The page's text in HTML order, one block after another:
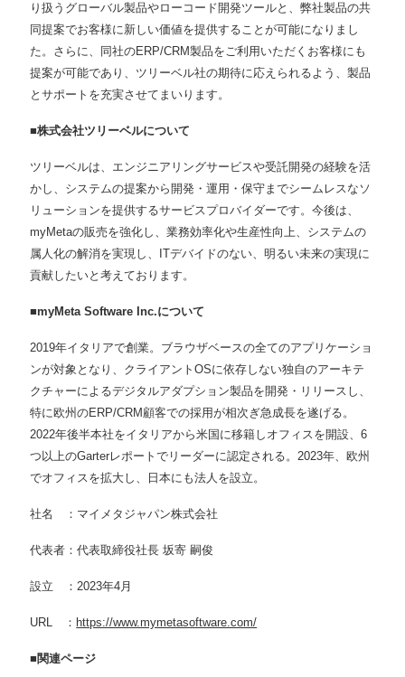
り扱うグローバル製品やローコード開発ツールと、弊社製品の共
同提案でお客様に新しい価値を提供することが可能になりまし
た。さらに、同社のERP/CRM製品をご利⽤いただくお客様にも
提案が可能であり、ツリーベル社の期待に応えられるよう、製品
とサポートを充実させてまいります。
■株式会社ツリーベルについて
ツリーベルは、エンジニアリングサービスや受託開発の経験を活
かし、システムの提案から開発・運⽤・保守までシームレスなソ
リューションを提供するサービスプロバイダーです。今後は、
myMetaの販売を強化し、業務効率化や⽣産性向上、システムの
属⼈化の解消を実現し、ITデバイドのない、明るい未来の実現に
貢献したいと考えております。
■myMeta Software Inc.について
2019年イタリアで創業。ブラウザベースの全てのアプリケーショ
ンが対象となり、クライアントOSに依存しない独自のアーキテ
クチャーによるデジタルアダプション製品を開発・リリースし、
特に欧州のERP/CRM顧客での採用が相次ぎ急成長を遂げる。
2022年後半本社をイタリアから米国に移籍しオフィスを開設、6
つ以上のGarterレポートでリーダーに認定される。2023年、欧州
でオフィスを拡大し、日本にも法人を設立。
社名 ：マイメタジャパン株式会社
代表者：代表取締役社長 坂寄 嗣俊
設立 ：2023年4月
URL ： https://www.mymetasoftware.com/
■関連ページ